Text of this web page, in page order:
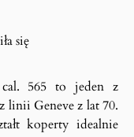
się
cal. 565 to jeden z
linii Geneve z lat 70.
koperty idealnie